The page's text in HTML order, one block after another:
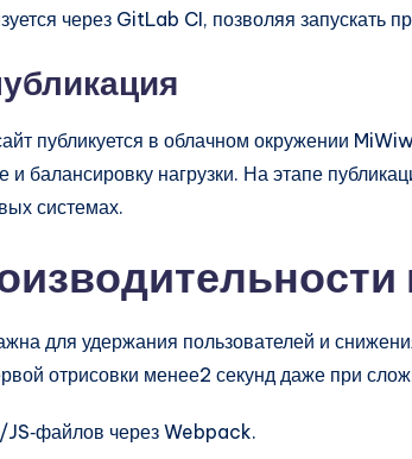
через GitLab CI, позволяя запускать
публикуется в облачном окружении
и балансировку нагрузки. На этапе
системах.
для удержания пользователей и
отрисовки менее2 секунд даже при
через Webpack.